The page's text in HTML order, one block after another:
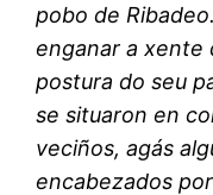
pobo de
enganar a xente
postura do seu
se situaron en
veciños, agás
encabezados